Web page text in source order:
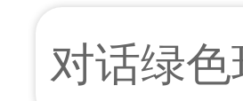
ABS树脂
对话绿